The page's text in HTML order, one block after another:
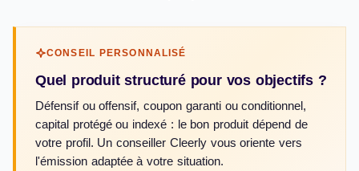
CONSEIL PERSONNALISÉ
Quel produit structuré pour vos objectifs ?
Défensif ou offensif, coupon garanti ou conditionnel,
capital protégé ou indexé : le bon produit dépend de
votre profil. Un conseiller Cleerly vous oriente vers
l'émission adaptée à votre situation.